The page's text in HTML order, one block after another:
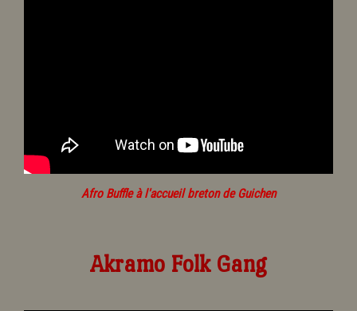
Afro Buffle à l'accueil breton de Guichen
Akramo Folk Gang